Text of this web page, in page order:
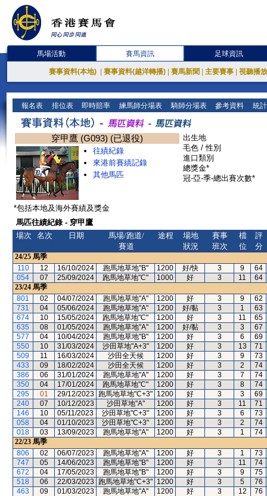
馬場活動 賽馬資訊 足球資訊
賽事資料(本地) 賽事資料(越洋轉播) 賽馬新聞 主要賽事 視聽播
報名表 排位表 即時賠率 練馬師分場表 騎師分場表 參考資料 統
穿甲鷹 (G093) (已退役)
往績紀錄
來港前賽績記錄
其他馬匹
出生地
毛色 / 性別
進口類別
總獎金*
冠-亞-季-總出賽次數*
*包括本地及海外賽績及獎金
馬匹往績紀錄 - 穿甲鷹
場次
名次 日期
馬場/跑道/
賽道
途程
場地
狀況
賽事
班次
檔
位
評
分
24/25 馬季
110
12 16/10/2024 跑馬地草地"B" 1200 好/快 3 9
64
054
07 25/09/2024 跑馬地草地"C" 1000 好 3 11
64
23/24 馬季
801
02 04/07/2024 跑馬地草地"A" 1200 好 3 9
62
731
04 05/06/2024 跑馬地草地"A" 1200 好/黏 3 1
63
674
10 15/05/2024 跑馬地草地"C" 1200 好 3 11
65
635
08 01/05/2024 跑馬地草地"A" 1200 好/黏 3 3
67
577
04 10/04/2024 跑馬地草地"B" 1200 好 3 6
69
550
10 31/03/2024 沙田草地"A+3" 1200 好 3 13
71
509
11 16/03/2024 沙田全天候 1200 好 3 9
73
433
09 18/02/2024 沙田全天候 1200 好 3 2
74
386
06 31/01/2024 跑馬地草地"A" 1200 好 3 7
74
350
04 17/01/2024 跑馬地草地"C" 1200 好 3 8
74
295
01 29/12/2023 跑馬地草地"C+3" 1200 好 3 3
69
240
07 10/12/2023 沙田草地"A" 1200 好 3 11
71
146
10 05/11/2023 沙田草地"C+3" 1200 好 3 6
73
058
04 01/10/2023 沙田草地"C+3" 1200 好 3 2
74
018
03 13/09/2023 跑馬地草地"A" 1200 好 3 1
74
22/23 馬季
806
02 06/07/2023 跑馬地草地"A" 1200 好 3 1
73
747
05 14/06/2023 跑馬地草地"B" 1200 好 3 11
74
672
04 17/05/2023 跑馬地草地"B" 1200 好 3 9
75
518
06 22/03/2023 跑馬地草地"C+3" 1200 好 3 5
76
463
09 01/03/2023 跑馬地草地"A" 1200 好 3 12
76